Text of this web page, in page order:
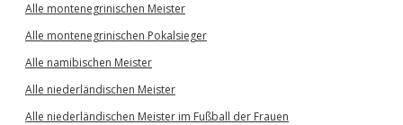
Alle montenegrinischen Meister
Alle montenegrinischen Pokalsieger
Alle namibischen Meister
Alle niederländischen Meister
Alle niederländischen Meister im Fußball der Frauen